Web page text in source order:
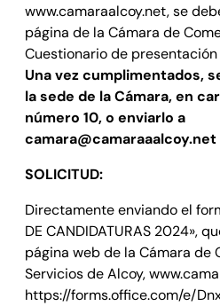
www.camaraalcoy.net, se
página de la Cámara de
Cuestionario de
Una vez cumplimentados,
la sede de la Cámara, en
número 10, o enviarlo a
camara@camaraaalcoy.net
SOLICITUD:
Directamente enviando el
DE CANDIDATURAS 2024»,
página web de la Cámara de
Servicios de Alcoy,
https://forms.office.com/e/